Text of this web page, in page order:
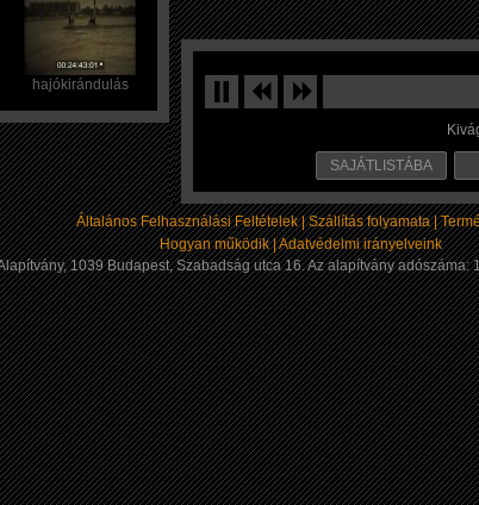
hajókirándulás
SAJÁTLISTÁBA
Általános Felhasználási Feltételek |Szállítás folyamata |
Hogyan működik |Adatvédelmi irányelveink
1039 Budapest, Szabadság utca 16. Az alapítvány